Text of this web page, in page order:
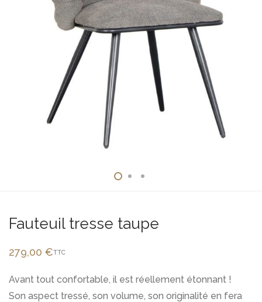
Fauteuil tresse taupe
279,00 €TTC
Avant tout confortable, il est réellement étonnant !
Son aspect tressé, son volume, son originalité en fera